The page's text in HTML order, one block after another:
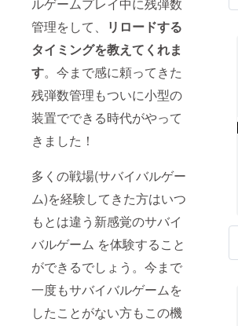
管理をして、
リロードする
タイミングを教えてくれま
す。今まで感に頼ってきた
残弾数管理もついに小型の
装置でできる時代がやって
きました！
多くの戦場(サバイバルゲー
ム)を経験してきた方はいつ
もとは違う新感覚のサバイ
バルゲーム を体験すること
ができるでしょう。今まで
一度もサバイバルゲームを
したことがない方もこの機